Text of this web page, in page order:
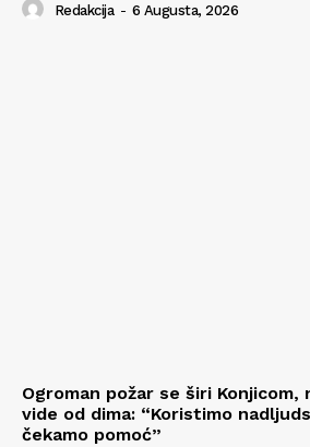
Redakcija - 6 Augusta, 2026
Ogroman požar se širi Konjicom,
vide od dima: “Koristimo
čekamo pomoć”